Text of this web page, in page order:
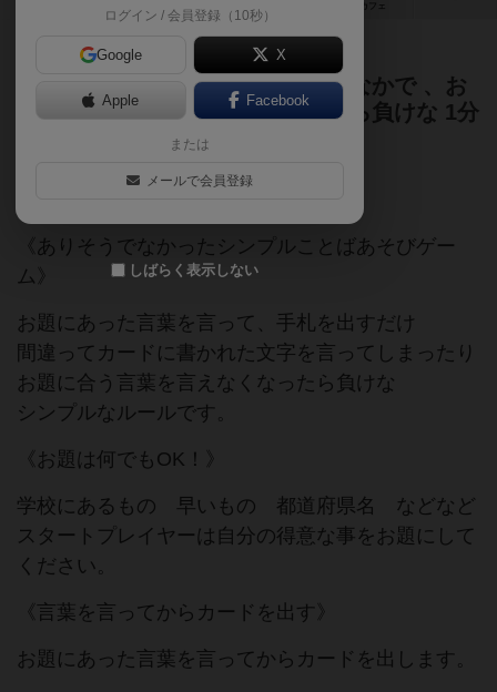
カフェ
言える文字がどんどん少なくなるなかで 、お
題に合った言葉を言えなくなったら負けな 1分
~5分で終われるゲーム
ゲームマーケット2022春
《ありそうでなかったシンプルことばあそびゲー
ム》
お題にあった言葉を言って、手札を出すだけ
間違ってカードに書かれた文字を言ってしまったり
お題に合う言葉を言えなくなったら負けな
シンプルなルールです。
《お題は何でもOK！》
学校にあるもの 早いもの 都道府県名 などなど
スタートプレイヤーは自分の得意な事をお題にして
ください。
《言葉を言ってからカードを出す》
お題にあった言葉を言ってからカードを出します。
ログイン / 会員登録（10秒）
Google X
Apple Facebook
または
メールで会員登録
しばらく表示しない